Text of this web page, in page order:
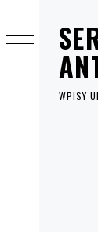
WPISY
do
treści